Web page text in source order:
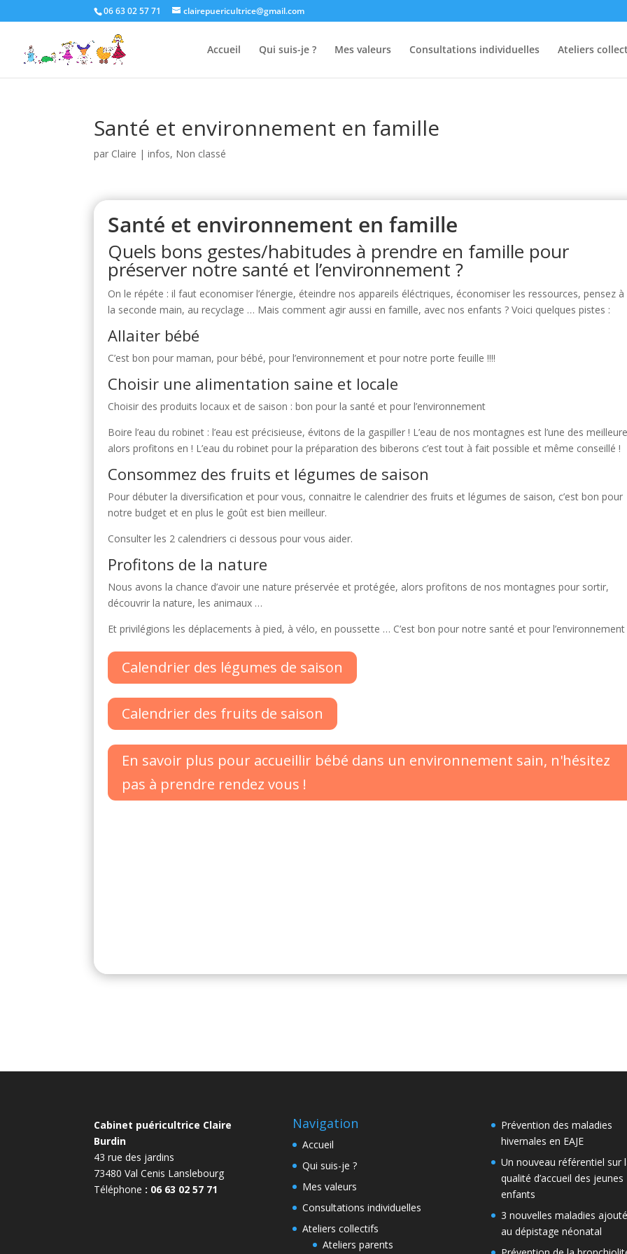
06 63 02 57 71 clairepuericultrice@gmail.com
Accueil Qui suis-je ? Mes valeurs Consultations individuelles Ateliers
Santé et environnement en famille
par Claire |infos, Non classé
Santé et environnement en famille
Quels bons gestes/habitudes à prendre en famille pour
préserver notre santé et l’environnement ?
On le répéte : il faut economiser l’énergie, éteindre nos appareils éléctriques, économiser les ressources, pensez à
la seconde main, au recyclage … Mais comment agir aussi en famille, avec nos enfants ? Voici quelques pistes :
Allaiter bébé
C’est bon pour maman, pour bébé, pour l’environnement et pour notre porte feuille !!!!
Choisir une alimentation saine et locale
Choisir des produits locaux et de saison : bon pour la santé et pour l’environnement
Boire l’eau du robinet : l’eau est précisieuse, évitons de la gaspiller ! L’eau de nos montagnes est l’une des
alors profitons en ! L’eau du robinet pour la préparation des biberons c’est tout à fait possible et même conseillé !
Consommez des fruits et légumes de saison
Pour débuter la diversification et pour vous, connaitre le calendrier des fruits et légumes de saison, c’est bon pour
notre budget et en plus le goût est bien meilleur.
Consulter les 2 calendriers ci dessous pour vous aider.
Profitons de la nature
Nous avons la chance d’avoir une nature préservée et protégée, alors profitons de nos montagnes pour sortir,
découvrir la nature, les animaux …
Et privilégions les déplacements à pied, à vélo, en poussette … C’est bon pour notre santé et pour l’environnement
Calendrier des légumes de saison
Calendrier des fruits de saison
En savoir plus pour accueillir bébé dans un environnement sain, n'hésitez
pas à prendre rendez vous !
Cabinet puéricultrice Claire
Burdin
43 rue des jardins
73480 Val Cenis Lanslebourg
Téléphone : 06 63 02 57 71
Navigation
Accueil
Qui suis-je ?
Mes valeurs
Consultations individuelles
Ateliers collectifs
Ateliers parents
Prévention des maladies
hivernales en EAJE
Un nouveau référentiel sur
qualité d’accueil des jeunes
enfants
3 nouvelles maladies
au dépistage néonatal